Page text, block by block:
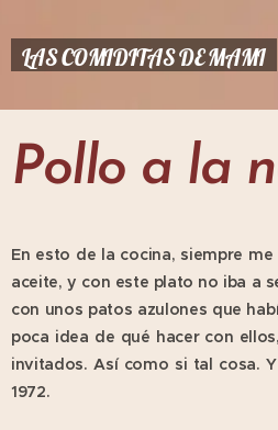
LAS COMIDITAS DE MAMI
Pollo a la
En esto de la cocina, siempre
aceite, y con este plato no iba a
con unos patos azulones que
poca idea de qué hacer con
invitados. Así como si tal cosa.
1972.